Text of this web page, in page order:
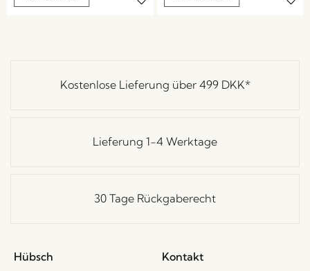
Kostenlose Lieferung über 499 DKK*
Lieferung 1-4 Werktage
30 Tage Rückgaberecht
Hübsch
Kontakt